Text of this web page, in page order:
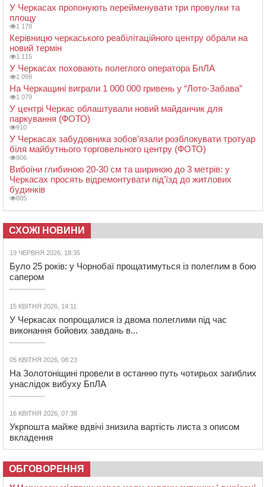
У Черкасах пропонують перейменувати три провулки та
площу
1 178
Керівницю черкаського реабілітаційного центру обрали на
новий термін
1 115
У Черкасах поховають полеглого оператора БпЛА
1 099
На Черкащині виграли 1 000 000 гривень у “Лото-Забава”
1 079
У центрі Черкас облаштували новий майданчик для
паркування (ФОТО)
910
У Черкасах забудовника зобов’язали розблокувати тротуар
біля майбутнього торговельного центру (ФОТО)
906
Вибоїни глибиною 20-30 см та шириною до 3 метрів: у
Черкасах просять відремонтувати під’їзд до житлових
будинків
885
СХОЖІ НОВИНИ
19 ЧЕРВНЯ 2026, 18:35
Було 25 років: у Чорнобаї прощатимуться із полеглим в бою
сапером
15 КВІТНЯ 2026, 14:11
У Черкасах попрощалися із двома полеглими під час
виконання бойових завдань в...
05 КВІТНЯ 2026, 08:23
На Золотоніщині провели в останню путь чотирьох загиблих
унаслідок вибуху БпЛА
16 КВІТНЯ 2026, 07:38
Укрпошта майже вдвічі знизила вартість листа з описом
вкладення
ОБГОВОРЕННЯ